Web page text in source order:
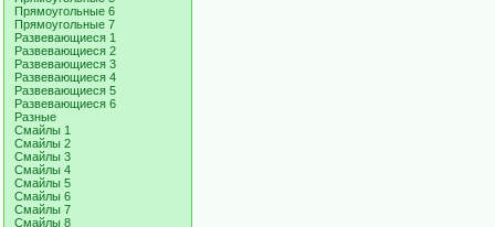
Прямоугольные 6
Прямоугольные 7
Развевающиеся 1
Развевающиеся 2
Развевающиеся 3
Развевающиеся 4
Развевающиеся 5
Развевающиеся 6
Разные
Смайлы 1
Смайлы 2
Смайлы 3
Смайлы 4
Смайлы 5
Смайлы 6
Смайлы 7
Смайлы 8